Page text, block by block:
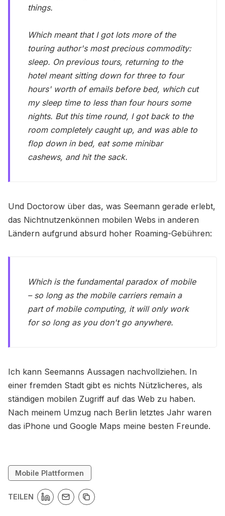
things.
Which meant that I got lots more of the
touring author's most precious commodity:
sleep. On previous tours, returning to the
hotel meant sitting down for three to four
hours' worth of emails before bed, which cut
my sleep time to less than four hours some
nights. But this time round, I got back to the
room completely caught up, and was able to
flop down in bed, eat some minibar
cashews, and hit the sack.
Und Doctorow über das, was Seemann gerade erlebt,
das Nichtnutzenkönnen mobilen Webs in anderen
Ländern aufgrund absurd hoher Roaming-Gebühren:
Which is the fundamental paradox of mobile
– so long as the mobile carriers remain a
part of mobile computing, it will only work
for so long as you don't go anywhere.
Ich kann Seemanns Aussagen nachvollziehen. In
einer fremden Stadt gibt es nichts Nützlicheres, als
ständigen mobilen Zugriff auf das Web zu haben.
Nach meinem Umzug nach Berlin letztes Jahr waren
das iPhone und Google Maps meine besten Freunde.
Mobile Plattformen
TEILEN